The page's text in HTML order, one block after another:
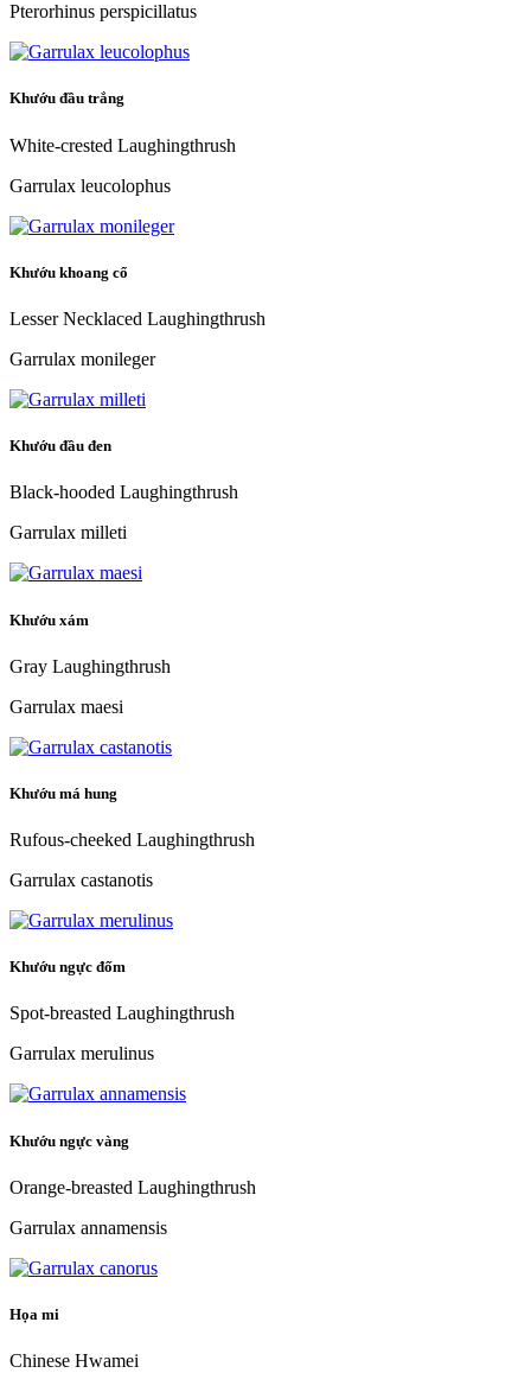
Pterorhinus perspicillatus
Khướu đầu trắng
White-crested Laughingthrush
Garrulax leucolophus
Khướu khoang cổ
Lesser Necklaced Laughingthrush
Garrulax monileger
Khướu đầu đen
Black-hooded Laughingthrush
Garrulax milleti
Khướu xám
Gray Laughingthrush
Garrulax maesi
Khướu má hung
Rufous-cheeked Laughingthrush
Garrulax castanotis
Khướu ngực đốm
Spot-breasted Laughingthrush
Garrulax merulinus
Khướu ngực vàng
Orange-breasted Laughingthrush
Garrulax annamensis
Họa mi
Chinese Hwamei